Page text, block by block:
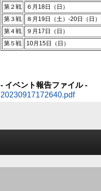
第２戦
６月18日（日）
第３戦
８月19日（土）-20日（日）
第４戦
９月17日（日）
第５戦
10月15日（日）
- イベント報告ファイル -
20230917172640.pdf